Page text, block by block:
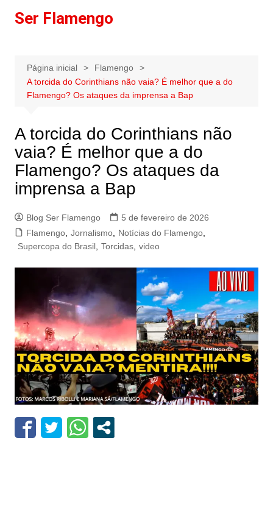
paraSer Flamengo
Página inicial
Flamengo
A torcida do Corinthians não vaia? É melhor que a do
Flamengo? Os ataques da imprensa a Bap
A torcida do Corinthians não
vaia? É melhor que a do
Flamengo? Os ataques da
imprensa a Bap
Blog Ser Flamengo
5 de fevereiro de 2026
Flamengo, Jornalismo, Notícias do Flamengo,
Supercopa do Brasil, Torcidas, video